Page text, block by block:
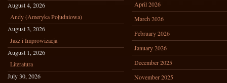
August 4, 2026
Andy (Ameryka Południowa)
August 3, 2026
Jazz i Improwizacja
August 1, 2026
Literatura
July 30, 2026
April 2026
March 2026
February 2026
January 2026
December 2025
November 2025